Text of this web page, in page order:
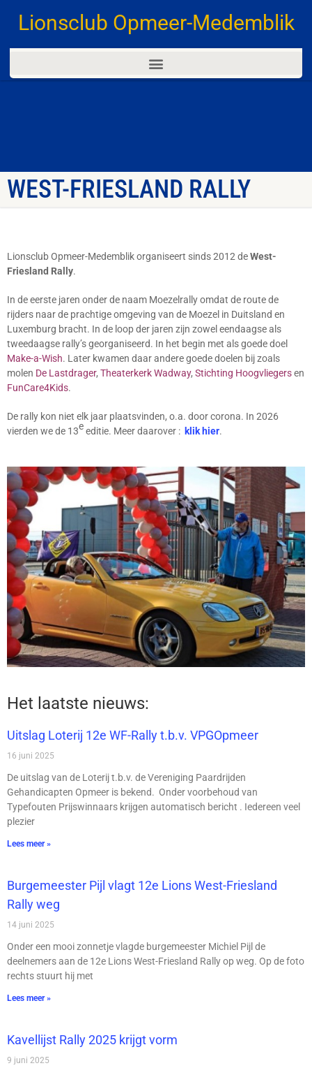
Lionsclub Opmeer-Medemblik
WEST-FRIESLAND RALLY
Lionsclub Opmeer-Medemblik organiseert sinds 2012 deWest-
Friesland Rally.
In de eerste jaren onder de naam Moezelrally omdat de route de
rijders naar de prachtige omgeving van de Moezel in Duitsland en
Luxemburg bracht. In de loop der jaren zijn zowel eendaagse als
tweedaagse rally’s georganiseerd. In het begin met als goede doel
Make-a-Wish. Later kwamen daar andere goede doelen bij zoals
molen De Lastdrager, Theaterkerk Wadway, Stichting Hoogvliegersen
FunCare4Kids.
De rally kon niet elk jaar plaatsvinden, o.a. door corona. In 2026
vierden we de 13eeditie. Meer daarover : klik hier.
Het laatste nieuws:
Uitslag Loterij 12e WF-Rally t.b.v. VPGOpmeer
16 juni 2025
De uitslag van de Loterij t.b.v. de Vereniging Paardrijden
Gehandicapten Opmeer is bekend. Onder voorbehoud van
Typefouten Prijswinnaars krijgen automatisch bericht . Iedereen veel
plezier
Lees meer »
Burgemeester Pijl vlagt 12e Lions West-Friesland
Rally weg
14 juni 2025
Onder een mooi zonnetje vlagde burgemeester Michiel Pijl de
deelnemers aan de 12e Lions West-Friesland Rally op weg. Op de foto
rechts stuurt hij met
Lees meer »
Kavellijst Rally 2025 krijgt vorm
9 juni 2025